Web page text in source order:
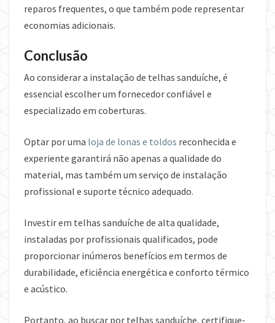
reparos frequentes, o que também pode representar
economias adicionais.
Conclusão
Ao considerar a instalação de telhas sanduíche, é
essencial escolher um fornecedor confiável e
especializado em coberturas.
Optar por uma loja de lonas e toldos reconhecida e
experiente garantirá não apenas a qualidade do
material, mas também um serviço de instalação
profissional e suporte técnico adequado.
Investir em telhas sanduíche de alta qualidade,
instaladas por profissionais qualificados, pode
proporcionar inúmeros benefícios em termos de
durabilidade, eficiência energética e conforto térmico
e acústico.
Portanto, ao buscar por telhas sanduíche, certifique-